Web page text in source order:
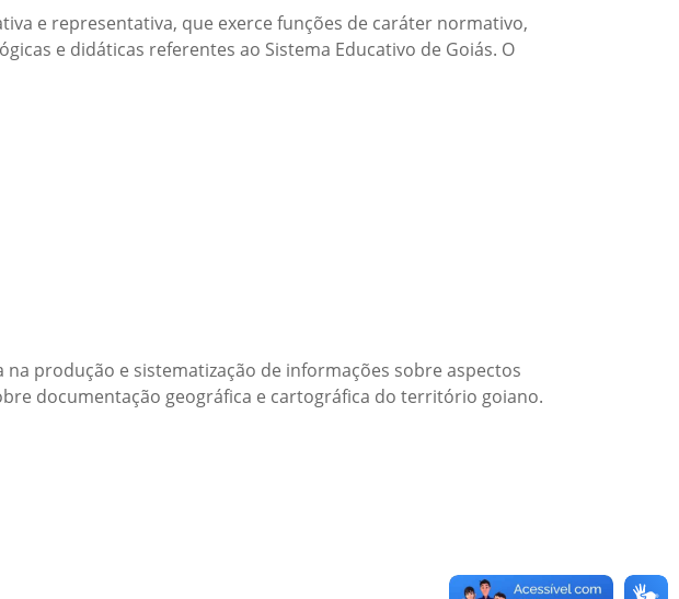
e representativa, que exerce funções de caráter normativo,
e didáticas referentes ao Sistema Educativo de Goiás. O
produção e sistematização de informações sobre aspectos
documentação geográfica e cartográfica do território goiano.